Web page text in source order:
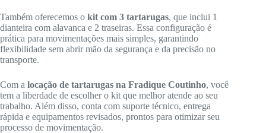
Também oferecemos o kit com 3 tartarugas, que inclui 1
dianteira com alavanca e 2 traseiras. Essa configuração é
prática para movimentações mais simples, garantindo
flexibilidade sem abrir mão da segurança e da precisão no
transporte.
Com a locação de tartarugas na Fradique Coutinho, você
tem a liberdade de escolher o kit que melhor atende ao seu
trabalho. Além disso, conta com suporte técnico, entrega
rápida e equipamentos revisados, prontos para otimizar seu
processo de movimentação.